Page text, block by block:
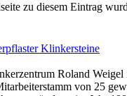
zu diesem Eintrag
Klinkersteine
Roland
von 25